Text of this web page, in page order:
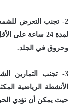
2- تجنب التعرض
لمدة 24 ساعة
وحروق في الجلد.
3- تجنب التمارين
حيث يمكن أن تؤدي